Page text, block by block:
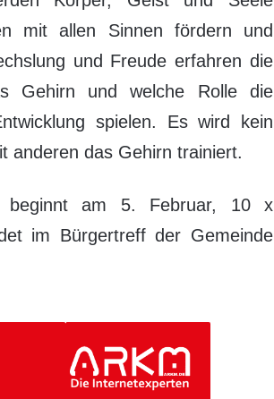
mit allen Sinnen fördern und
und Freude erfahren die
Gehirn und welche Rolle die
spielen. Es wird kein
anderen das Gehirn trainiert.
beginnt am 5. Februar, 10 x
im Bürgertreff der Gemeinde